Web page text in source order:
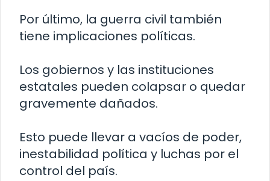
Por último, la guerra civil también
tiene implicaciones políticas.
Los gobiernos y las instituciones
estatales pueden colapsar o quedar
gravemente dañados.
Esto puede llevar a vacíos de poder,
inestabilidad política y luchas por el
control del país.